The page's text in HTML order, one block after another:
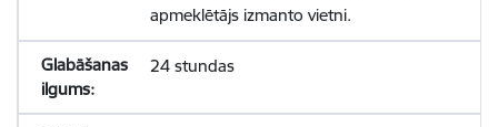
apmeklētājs izmanto vietni.
24 stundas